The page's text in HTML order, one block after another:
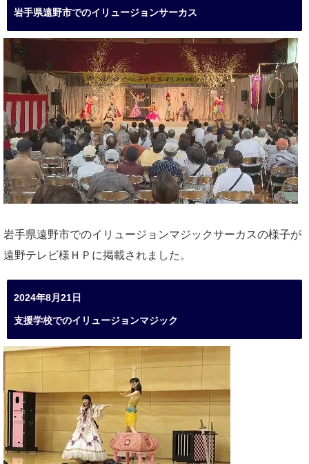
岩手県遠野市でのイリュージョンサーカス
岩手県遠野市でのイリュージョンマジックサーカスの様子が
遠野テレビ様ＨＰに掲載されました。
2024年8月21日
支援学校でのイリュージョンマジック